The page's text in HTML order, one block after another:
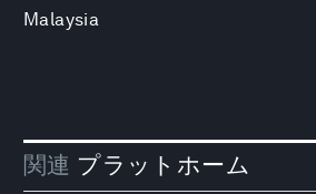
Malaysia
関連 プラットホーム